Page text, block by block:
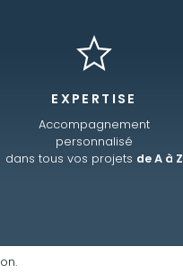
EXPERTISE
Accompagnement
personnalisé
dans tous vos projets de A à Z